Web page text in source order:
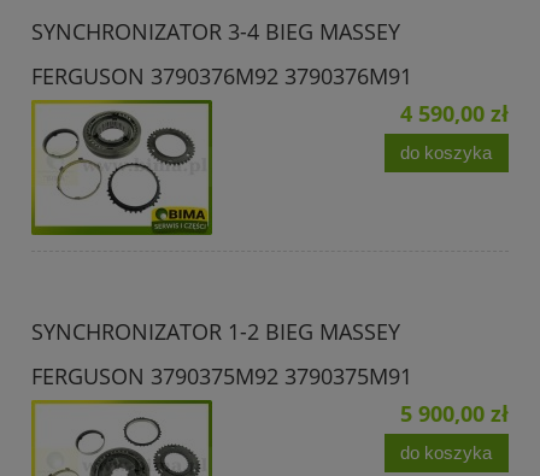
SYNCHRONIZATOR 3-4 BIEG MASSEY
FERGUSON 3790376M92 3790376M91
4 590,00 zł
do koszyka
SYNCHRONIZATOR 1-2 BIEG MASSEY
FERGUSON 3790375M92 3790375M91
5 900,00 zł
do koszyka